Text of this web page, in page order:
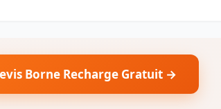
Borne Recharge Gratuit →